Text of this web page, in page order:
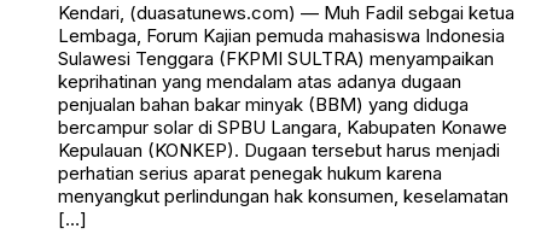
Kendari, (duasatunews.com) — Muh Fadil sebgai ketua
Lembaga, Forum Kajian pemuda mahasiswa Indonesia
Sulawesi Tenggara (FKPMI SULTRA) menyampaikan
keprihatinan yang mendalam atas adanya dugaan
penjualan bahan bakar minyak (BBM) yang diduga
bercampur solar di SPBU Langara, Kabupaten Konawe
Kepulauan (KONKEP). Dugaan tersebut harus menjadi
perhatian serius aparat penegak hukum karena
menyangkut perlindungan hak konsumen, keselamatan
[…]